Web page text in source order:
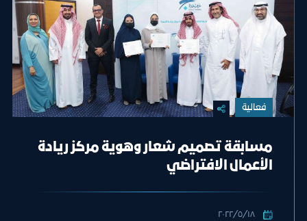
فعالية
مسابقة تصميم شعار وهوية مركز ريادة
الأعمال الافتراضي
١٨‏/٥‏/٢٠٢٢